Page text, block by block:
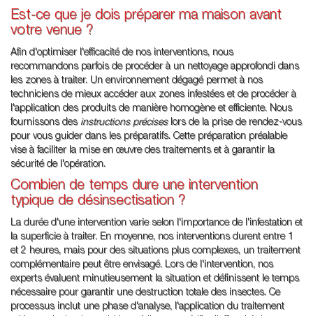
Est-ce que je dois préparer ma maison avant
votre venue ?
Afin d'optimiser l'efficacité de nos interventions, nous
recommandons parfois de procéder à un nettoyage approfondi dans
les zones à traiter. Un environnement dégagé permet à nos
techniciens de mieux accéder aux zones infestées et de procéder à
l'application des produits de manière homogène et efficiente. Nous
fournissons des instructions préciseslors de la prise de rendez-vous
pour vous guider dans les préparatifs. Cette préparation préalable
vise à faciliter la mise en œuvre des traitements et à garantir la
sécurité de l'opération.
Combien de temps dure une intervention
typique de désinsectisation ?
La durée d'une intervention varie selon l'importance de l'infestation et
la superficie à traiter. En moyenne, nos interventions durent entre 1
et 2 heures, mais pour des situations plus complexes, un traitement
complémentaire peut être envisagé. Lors de l'intervention, nos
experts évaluent minutieusement la situation et définissent le temps
nécessaire pour garantir une destruction totale des insectes. Ce
processus inclut une phase d'analyse, l'application du traitement